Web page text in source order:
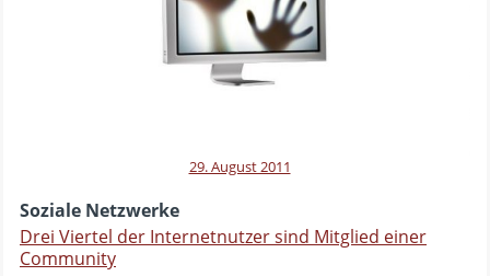
29. August 2011
Soziale Netzwerke
Drei Viertel der Internetnutzer sind Mitglied einer
Community